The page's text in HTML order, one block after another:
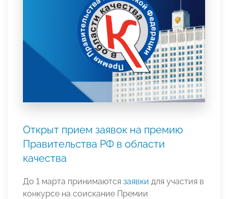
Открыт прием заявок на премию
Правительства РФ в области
качества
До 1 марта принимаются заявки для участия в
конкурсе на соискание Премии